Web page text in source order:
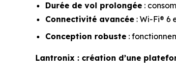
Durée de vol prolongée :
Connectivité avancée : Wi-Fi® 6
Conception robuste :
Lantronix : création d’une